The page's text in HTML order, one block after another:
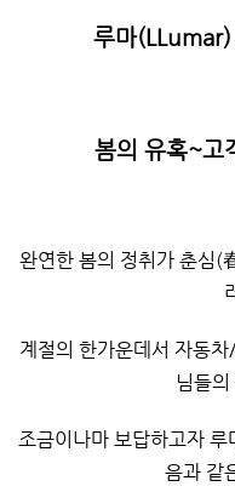
루마
봄의 유혹~고
완연한 봄의 정취가 춘심(
계절의 한가운데서 자동
님들의
조금이나마 보답하고자
음과 같